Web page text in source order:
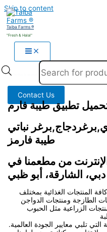
Skip to content
Taiba Farms ®
"Fresh & Halal"
Contact Us
تطبيق طيبة فارم
نباتي
طيبة فارمز
من مطعمنا في
دبي، الشارقة، أبو ظبي
المنتجات الغذائية بمختلف
الطازجة ومنتجات الدواجن
الزراعية مثل الحبوب
تلبي معايير الجودة العالمية.